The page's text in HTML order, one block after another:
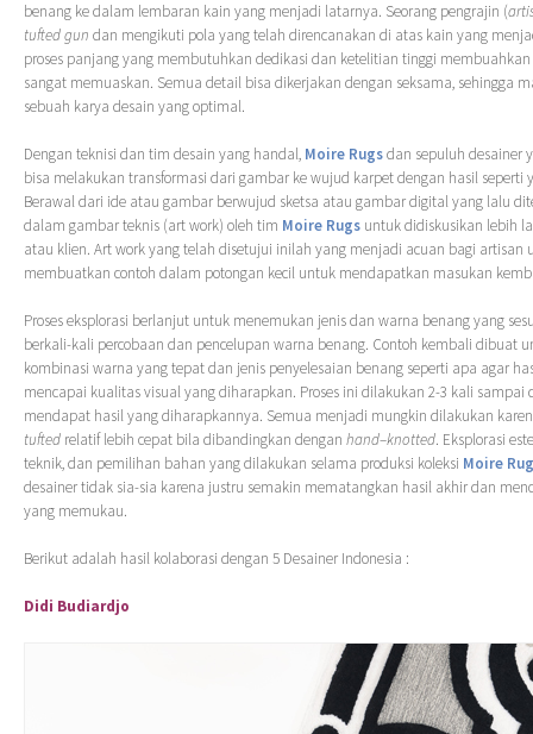
benang ke dalam lembaran kain yang menjadi latarnya. Seorang pengrajin (
tufted gun dan mengikuti pola yang telah direncanakan di atas kain yang
proses panjang yang membutuhkan dedikasi dan ketelitian tinggi
sangat memuaskan. Semua detail bisa dikerjakan dengan seksama, sehingga
sebuah karya desain yang optimal.
Dengan teknisi dan tim desain yang handal, Moire Rugsdan sepuluh desainer
bisa melakukan transformasi dari gambar ke wujud karpet dengan hasil seperti
Berawal dari ide atau gambar berwujud sketsa atau gambar digital yang lalu
dalam gambar teknis (art work) oleh tim Moire Rugs untuk didiskusikan lebih
atau klien. Art work yang telah disetujui inilah yang menjadi acuan bagi artisan
membuatkan contoh dalam potongan kecil untuk mendapatkan masukan
Proses eksplorasi berlanjut untuk menemukan jenis dan warna benang yang
berkali-kali percobaan dan pencelupan warna benang. Contoh kembali dibuat
kombinasi warna yang tepat dan jenis penyelesaian benang seperti apa agar
mencapai kualitas visual yang diharapkan. Proses ini dilakukan 2-3 kali sampai
mendapat hasil yang diharapkannya. Semua menjadi mungkin dilakukan
tufted relatif lebih cepat bila dibandingkan dengan hand–knotted. Eksplorasi
teknik, dan pemilihan bahan yang dilakukan selama produksi koleksi Moire
desainer tidak sia-sia karena justru semakin mematangkan hasil akhir dan
yang memukau.
Berikut adalah hasil kolaborasi dengan 5 Desainer Indonesia :
Didi Budiardjo